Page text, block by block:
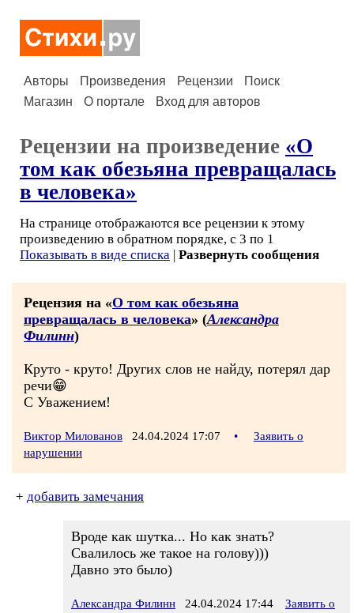
Авторы Произведения Рецензии
Поиск
Магазин
О портале Вход для авторов
Рецензии на произведение «О
том как обезьяна превращалась
в человека»
На странице отображаются все рецензии к этому
произведению в обратном порядке, с 3 по 1
Показывать в виде списка | Развернуть сообщения
Рецензия на «О том как обезьяна
превращалась в человека» (Александра
Филинн)
Круто - круто! Других слов не найду, потерял дар
речи😁
С Уважением!
Виктор Милованов 24.04.2024 17:07 •
Заявить о
нарушении
+ добавить замечания
Вроде как шутка... Но как знать?
Свалилось же такое на голову)))
Давно это было)
Александра Филинн 24.04.2024 17:44
Заявить о